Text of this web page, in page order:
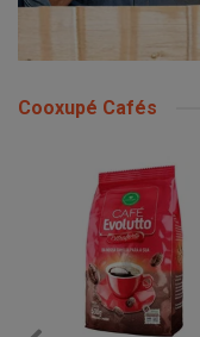
Cooxupé Cafés